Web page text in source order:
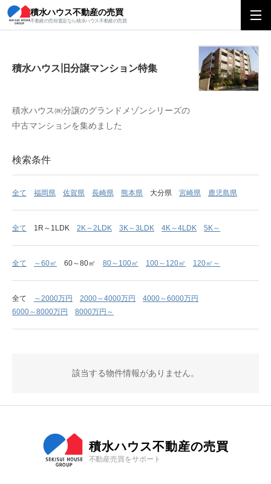
積水ハウス不動産の売買
不動産の売却査定なら積水ハウス不動産の売買
積水ハウス旧分譲マンション特集
積水ハウス旧分譲マンション特集
積水ハウス㈱分譲のグランドメゾンシリーズの
中古マンションを集めました
検索条件
全て 福岡県 佐賀県 長崎県 熊本県 大分県 宮崎県 鹿児島県
全て 1R～1LDK 2K～2LDK 3K～3LDK 4K～4LDK 5K～
全て ～60㎡ 60～80㎡ 80～100㎡ 100～120㎡ 120㎡～
全て ～2000万円 2000～4000万円
4000～6000万円
6000～8000万円
8000万円～
該当する物件情報がありません。
積水ハウス不動産の売買
不動産売買をサポート